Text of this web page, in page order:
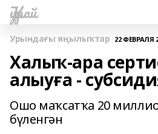
Ҡурай
Урындағы яңылыҡтар 22 ФЕВРАЛЯ
Халыҡ-ара
алыуға -
Ошо маҡсатҡа 20
бүленгән